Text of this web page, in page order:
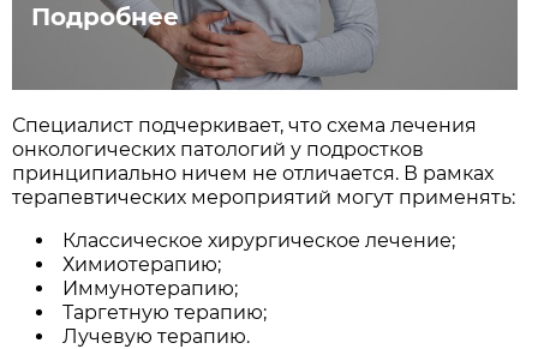
Подробнее
Специалист подчеркивает, что схема лечения
онкологических патологий у подростков
принципиально ничем не отличается. В рамках
терапевтических мероприятий могут применять:
Классическое хирургическое лечение;
Химиотерапию;
Иммунотерапию;
Таргетную терапию;
Лучевую терапию.